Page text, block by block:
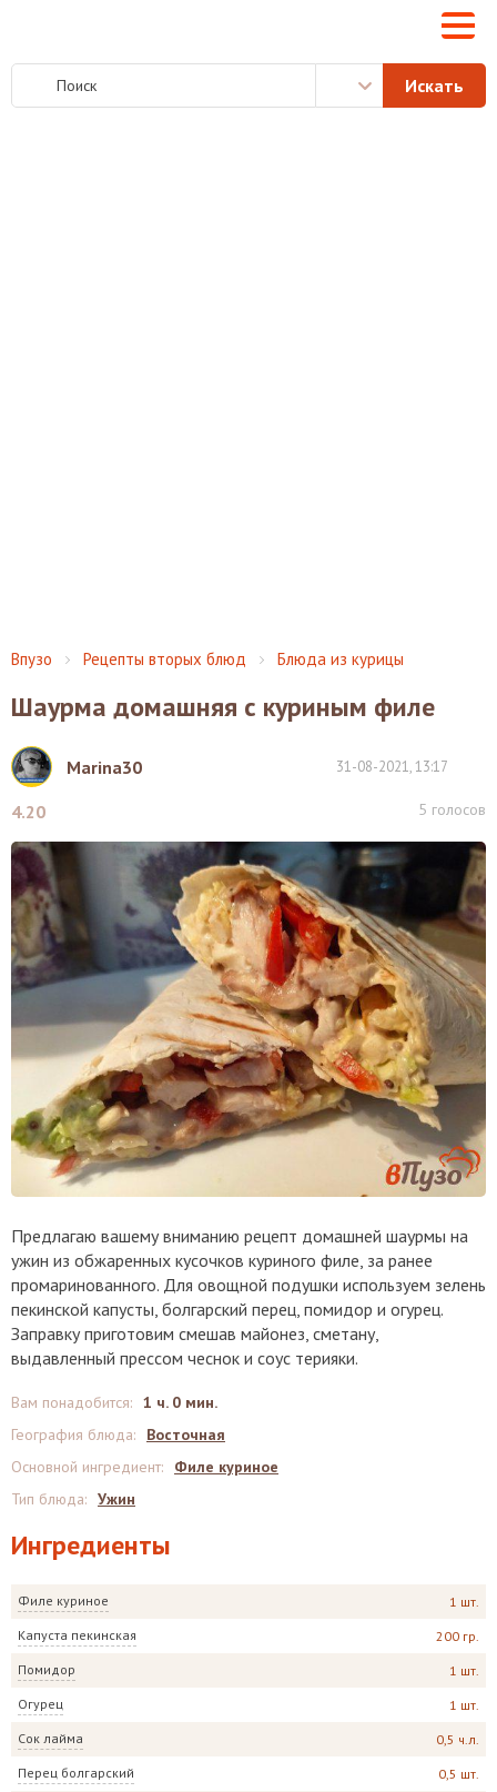
Впузо Рецепты вторых блюд Блюда из курицы
Шаурма домашняя с куриным филе
Marina30 31-08-2021, 13:17
4.20 5 голосов
Предлагаю вашему вниманию рецепт домашней шаурмы на
ужин из обжаренных кусочков куриного филе, за ранее
промаринованного. Для овощной подушки используем зелень
пекинской капусты, болгарский перец, помидор и огурец.
Заправку приготовим смешав майонез, сметану,
выдавленный прессом чеснок и соус терияки.
Ингредиенты
Филе куриное 1 шт.
Капуста пекинская 200 гр.
Помидор 1 шт.
Огурец 1 шт.
Сок лайма 0,5 ч.л.
Перец болгарский 0,5 шт.
Вам понадобится: 1 ч. 0 мин.
География блюда:
Восточная
Основной ингредиент:
Филе куриное
Тип блюда: Ужин